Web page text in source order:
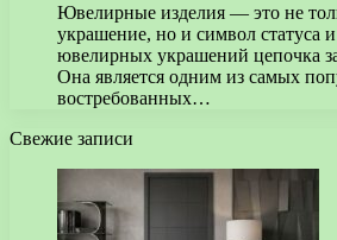
Ювелирные изделия — это не
украшение, но и символ статуса
ювелирных украшений цепочка
Она является одним из самых
востребованных…
Свежие записи